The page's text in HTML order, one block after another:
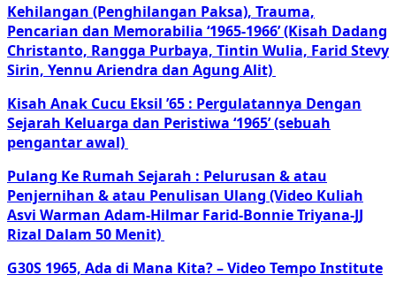
Kehilangan (Penghilangan Paksa), Trauma,
Pencarian dan Memorabilia ‘1965-1966’ (Kisah Dadang
Christanto, Rangga Purbaya, Tintin Wulia, Farid Stevy
Sirin, Yennu Ariendra dan Agung Alit)
Kisah Anak Cucu Eksil ’65 : Pergulatannya Dengan
Sejarah Keluarga dan Peristiwa ‘1965’ (sebuah
pengantar awal)
Pulang Ke Rumah Sejarah : Pelurusan & atau
Penjernihan & atau Penulisan Ulang (Video Kuliah
Asvi Warman Adam-Hilmar Farid-Bonnie Triyana-JJ
Rizal Dalam 50 Menit)
G30S 1965, Ada di Mana Kita? – Video Tempo Institute